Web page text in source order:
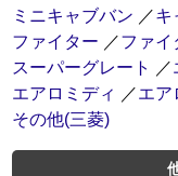
ミニキャブバン ／キ
ファイター ／ファイ
スーパーグレート
／
エアロミディ ／エア
その他(三菱)